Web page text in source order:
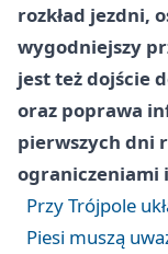
rozkład jezdni,
wygodniejszy
jest też dojście
oraz poprawa
pierwszych dni
ograniczeniami
Przy Trójpole
Piesi muszą